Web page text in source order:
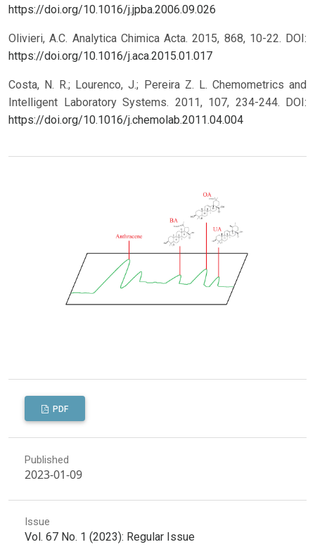
https://doi.org/10.1016/j.jpba.2006.09.026
Olivieri, A.C. Analytica Chimica Acta. 2015, 868, 10-22. DOI:
https://doi.org/10.1016/j.aca.2015.01.017
Costa, N. R.; Lourenco, J.; Pereira Z. L. Chemometrics and
Intelligent Laboratory Systems. 2011, 107, 234-244.
DOI:
https://doi.org/10.1016/j.chemolab.2011.04.004
PDF
Published
2023-01-09
Issue
Vol. 67 No. 1 (2023): Regular Issue